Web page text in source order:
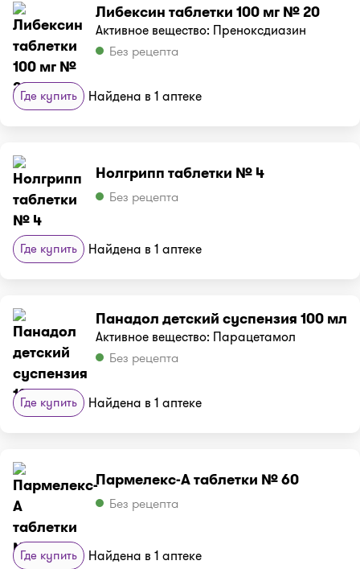
Либексин таблетки 100 мг № 20
Активное вещество: Преноксдиазин
Без рецепта
Где купить Найдена в 1 аптеке
Нолгрипп таблетки № 4
Без рецепта
Где купить Найдена в 1 аптеке
Панадол детский суспензия 100 мл
Активное вещество: Парацетамол
Без рецепта
Где купить Найдена в 1 аптеке
Пармелекс-А таблетки № 60
Без рецепта
Где купить Найдена в 1 аптеке